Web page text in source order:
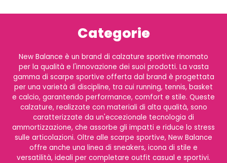
Categorie
New Balance è un brand di calzature sportive rinomato
per la qualità e l'innovazione dei suoi prodotti. La vasta
gamma di scarpe sportive offerta dal brand è progettata
per una varietà di discipline, tra cui running, tennis, basket
e calcio, garantendo performance, comfort e stile. Queste
calzature, realizzate con materiali di alta qualità, sono
caratterizzate da un'eccezionale tecnologia di
ammortizzazione, che assorbe gli impatti e riduce lo stress
sulle articolazioni. Oltre alle scarpe sportive, New Balance
offre anche una linea di sneakers, icona di stile e
versatilità, ideali per completare outfit casual e sportivi.